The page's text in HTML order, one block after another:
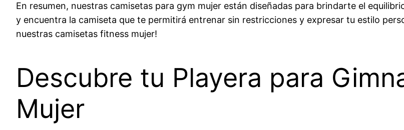
En resumen, nuestras camisetas para gym mujer están diseñadas para brindarte el
y encuentra la camiseta que te permitirá entrenar sin restricciones y expresar tu estilo
nuestras camisetas fitness mujer!
Descubre tu Playera para
Mujer